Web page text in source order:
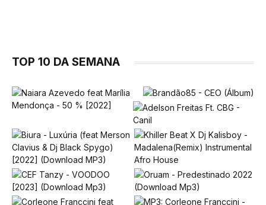
TOP 10 DA SEMANA